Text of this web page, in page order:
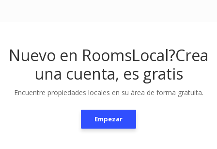
Nuevo en RoomsLocal?Crea
una cuenta, es gratis
Encuentre propiedades locales en su área de forma gratuita.
Empezar